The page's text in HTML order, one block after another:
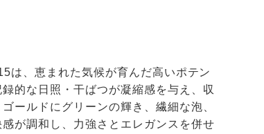
は、恵まれた気候が育んだ高いポテン
的な日照・干ばつが凝縮感を与え、収
ールドにグリーンの輝き、繊細な泡、
が調和し、力強さとエレガンスを併せ